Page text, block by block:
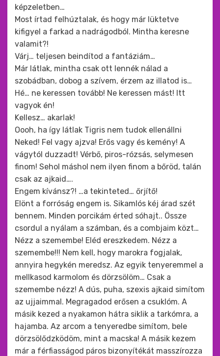
képzeletben…
Most írtad felhúztalak, és hogy már lüktetve
kifigyel a farkad a nadrágodból. Mintha keresne
valamit?!
Várj… teljesen beindítod a fantáziám…
Már látlak, mintha csak ott lennék nálad a
szobádban, dobog a szívem, érzem az illatod is…
Hé… ne keressen tovább! Ne keressen mást! Itt
vagyok én!
Kellesz… akarlak!
Oooh, ha így látlak Tigris nem tudok ellenállni
Neked! Fel vagy ajzva! Erős vagy és kemény! A
vágytól duzzadt! Vérbő, piros-rózsás, selymesen
finom! Sehol máshol nem ilyen finom a bőröd, talán
csak az ajkaid….
Engem kívánsz?! …a tekinteted… őrjítő!
Elönt a forróság engem is. Sikamlós kéj árad szét
bennem. Minden porcikám érted sóhajt.. Össze
csordul a nyálam a számban, és a combjaim közt…
Nézz a szemembe! Eléd ereszkedem. Nézz a
szemembe!!! Nem kell, hogy marokra fogjalak,
annyira hegykén meredsz. Az egyik tenyeremmel a
mellkasod karmolom és dörzsölöm… Csak a
szemembe nézz! A dús, puha, szexis ajkaid simítom
az ujjaimmal. Megragadod erősen a csuklóm. A
másik kezed a nyakamon hátra siklik a tarkómra, a
hajamba. Az arcom a tenyeredbe simítom, bele
dörzsölődzködöm, mint a macska! A másik kezem
már a férfiasságod páros bizonyítékát masszírozza